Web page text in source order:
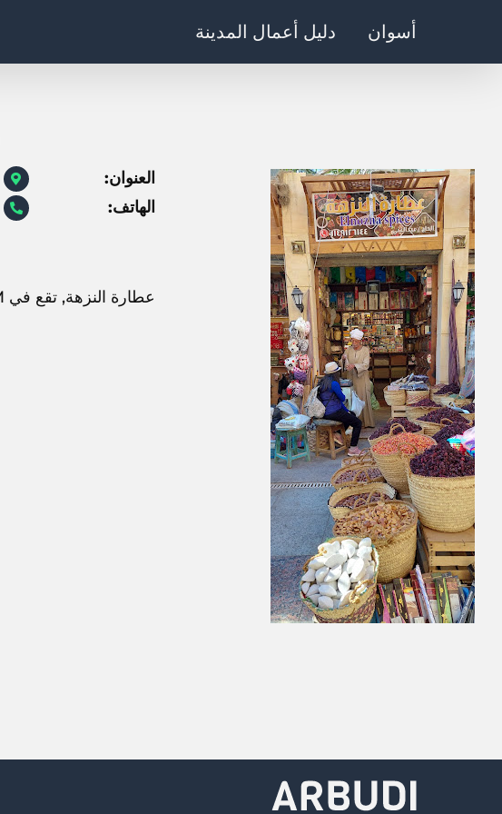
content
أسوان دليل أعمال المدينة
العنوان:
الهاتف:
عطارة النزهة, تقع في 3VVX+8CM، سعد زغلول, أسوان, 12428, مصر